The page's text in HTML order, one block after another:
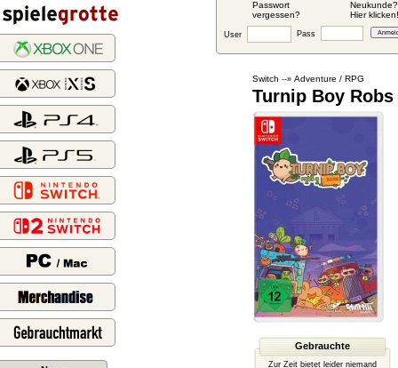
Passwort
vergessen?
Neukunde?
Hier klicken!
User Pass
Switch --» Adventure / RPG
Turnip Boy Robs
Gebrauchte
Zur Zeit bietet leider niemand